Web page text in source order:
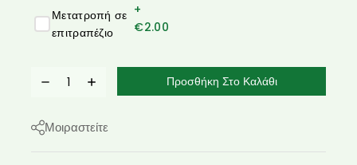
Μετατροπή σε
επιτραπέζιο
+
€2.00
Προσθήκη Στο Καλάθι
Μοιραστείτε